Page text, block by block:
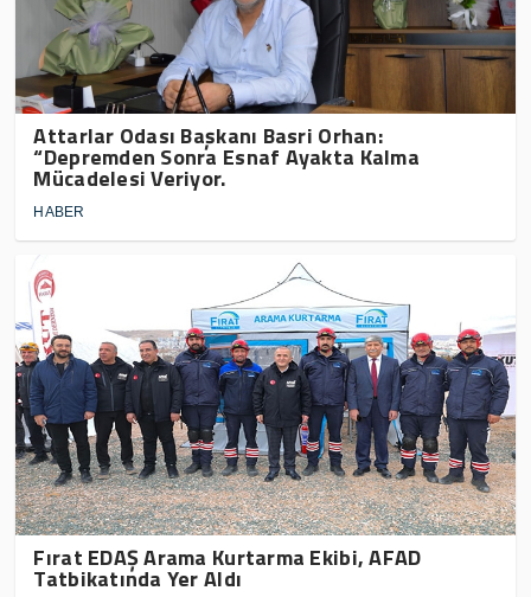
Attarlar Odası Başkanı Basri Orhan:
“Depremden Sonra Esnaf Ayakta Kalma
Mücadelesi Veriyor.
HABER
Fırat EDAŞ Arama Kurtarma Ekibi, AFAD
Tatbikatında Yer Aldı